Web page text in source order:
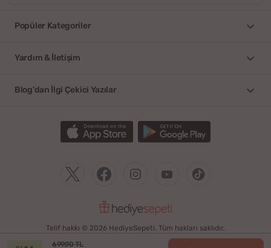
699.90 TL
Popüler Kategoriler
Yardım & İletişim
Blog'dan İlgi Çekici Yazılar
Telif hakkı © 2026 HediyeSepeti. Tüm hakları saklıdır.